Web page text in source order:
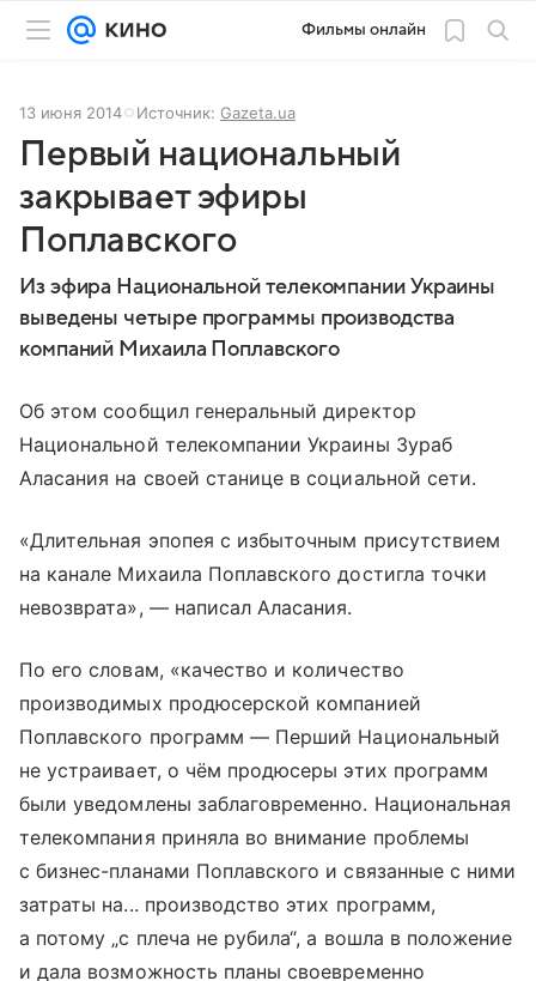
Фильмы онлайн
13 июня 2014 Источник: Gazeta.ua
Первый национальный
закрывает эфиры
Поплавского
Из эфира Национальной телекомпании Украины
выведены четыре программы производства
компаний Михаила Поплавского
Об этом сообщил генеральный директор
Национальной телекомпании Украины Зураб
Аласания на своей станице в социальной сети.
«Длительная эпопея с избыточным присутствием
на канале Михаила Поплавского достигла точки
невозврата», — написал Аласания.
По его словам, «качество и количество
производимых продюсерской компанией
Поплавского программ — Перший Национальный
не устраивает, о чём продюсеры этих программ
были уведомлены заблаговременно. Национальная
телекомпания приняла во внимание проблемы
с бизнес-планами Поплавского и связанные с ними
затраты на... производство этих программ,
а потому „с плеча не рубила“, а вошла в положение
и дала возможность планы своевременно